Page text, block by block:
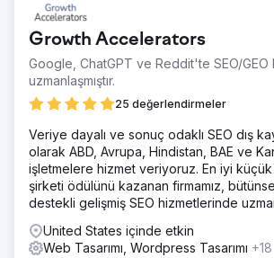
gelen tutarlı çağrılar almaya başladı.
müşteri adayı görmemiş bir işletme için
noktasıydı ve doğru site yapısının ve
altyapısının, rekabetçi bir hizmet
müşteri adayı akışını sağlayabileceğini
Growth Accelerators
Google, ChatGPT ve Reddit'te SEO/GEO
uzmanlaşmıştır.
25 değerlendirmeler
Veriye dayalı ve sonuç odaklı SEO dış
olarak ABD, Avrupa, Hindistan, BAE ve
işletmelere hizmet veriyoruz. En iyi küçük
şirketi ödülünü kazanan firmamız,
destekli gelişmiş SEO hizmetlerinde
United States içinde etkin
Web Tasarımı, Wordpress Tasarımı +18